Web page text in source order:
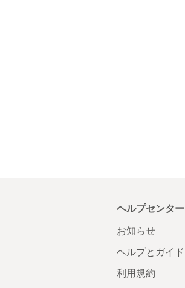
ヘルプセンター
お知らせ
ヘルプとガイド
利用規約